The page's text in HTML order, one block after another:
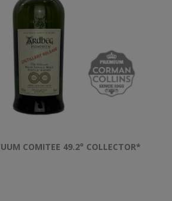
COMITEE 49.2° COLLECTOR*